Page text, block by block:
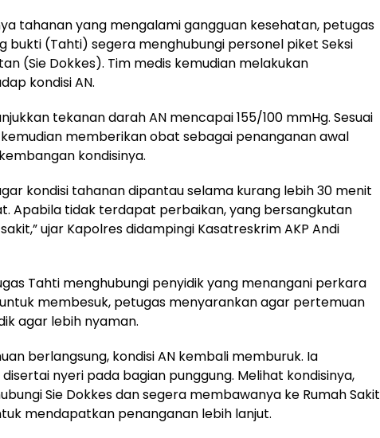
tahanan yang mengalami gangguan kesehatan, petugas
bukti (Tahti) segera menghubungi personel piket Seksi
(Sie Dokkes). Tim medis kemudian melakukan
kondisi AN.
tekanan darah AN mencapai 155/100 mmHg. Sesuai
memberikan obat sebagai penanganan awal
kondisinya.
kondisi tahanan dipantau selama kurang lebih 30 menit
Apabila tidak terdapat perbaikan, yang bersangkutan
ujar Kapolres didampingi Kasatreskrim AKP Andi
Tahti menghubungi penyidik yang menangani perkara
membesuk, petugas menyarankan agar pertemuan
agar lebih nyaman.
berlangsung, kondisi AN kembali memburuk. Ia
nyeri pada bagian punggung. Melihat kondisinya,
Sie Dokkes dan segera membawanya ke Rumah Sakit
mendapatkan penanganan lebih lanjut.